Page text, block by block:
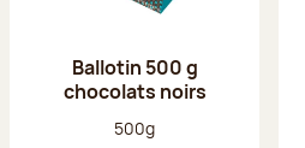
Ballotin 500 g
chocolats noirs
Poids net :
500g